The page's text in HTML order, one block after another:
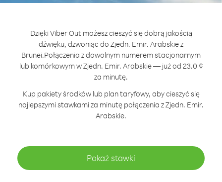
Dzięki Viber Out możesz cieszyć się dobrą jakością
dźwięku, dzwoniąc do Zjedn. Emir. Arabskie z
Brunei.Połączenia z dowolnym numerem stacjonarnym
lub komórkowym w Zjedn. Emir. Arabskie — już od 23.0 ¢
za minutę.
Kup pakiety środków lub plan taryfowy, aby cieszyć się
najlepszymi stawkami za minutę połączenia z Zjedn. Emir.
Arabskie.
Pokaż stawki